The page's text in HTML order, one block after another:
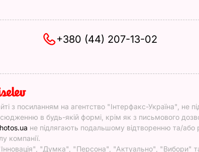
+380 (44) 207-13-02
з посиланням на агентство "Інтерфакс-Україна", не
в будь-якій формі, крім як з письмового
не підлягають подальшому відтворенню та/
компанії.
"Думка", "Персона", "Актуально", "Вибори"